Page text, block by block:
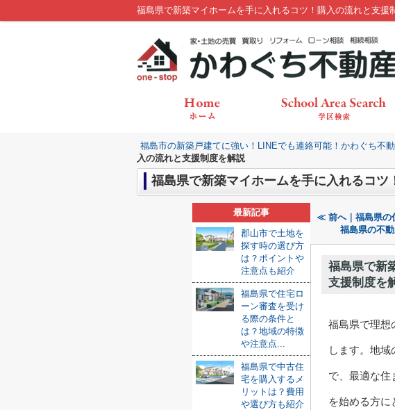
福島県で新築マイホームを手に入れるコツ！購入の流れと支
福島市の新築戸建てに強い！LINEでも連絡可能！かわぐち不
入の流れと支援制度を解説
福島県で新築マイホームを手に入れるコ
≪ 前へ｜福島県の
福島県の不
福島県で新
支援制度を
福島県で理想
します。地
で、最適な住
を始める方に
最新記事
郡山市で土地を
探す時の選び方
は？ポイントや
注意点も紹介
福島県で住宅ロ
ーン審査を受け
る際の条件と
は？地域の特徴
や注意点...
福島県で中古住
宅を購入するメ
リットは？費用
や選び方も紹介